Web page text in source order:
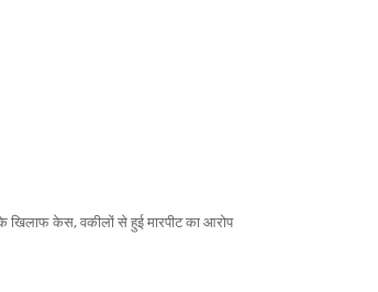
खिलाफ केस, वकीलों से हुई मारपीट का आरोप